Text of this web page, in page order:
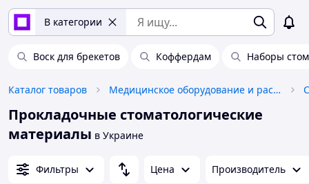
В категории
Воск для брекетов Коффердам Наборы
Каталог товаров Медицинское оборудование и расходные материалы
Прокладочные стоматологические
материалы в Украине
Фильтры Цена Производитель